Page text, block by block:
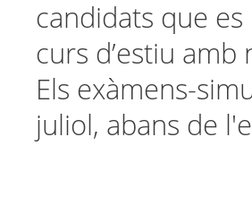
candidats que
curs d’estiu amb
Els exàmens-
juliol, abans de